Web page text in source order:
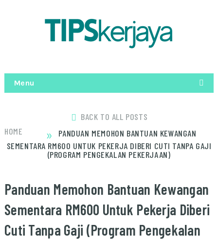
Menu
BACK TO ALL POSTS
HOME
»
PANDUAN MEMOHON BANTUAN KEWANGAN
SEMENTARA RM600 UNTUK PEKERJA DIBERI CUTI TANPA GAJI
(PROGRAM PENGEKALAN PEKERJAAN)
Panduan Memohon Bantuan Kewangan
Sementara RM600 Untuk Pekerja Diberi
Cuti Tanpa Gaji (Program Pengekalan